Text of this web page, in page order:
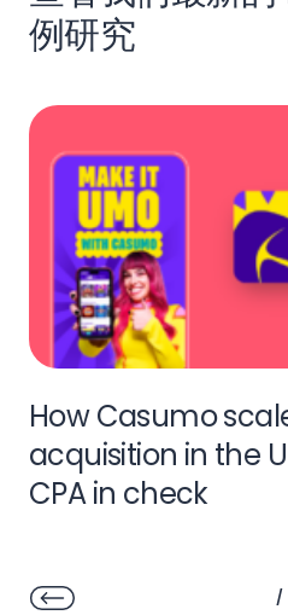
例研究
How Casumo
acquisition in the
CPA in check
/